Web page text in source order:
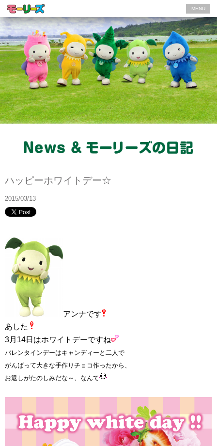
MENU
ハッピーホワイトデー☆
2015/03/13
アンナです
あした
3月14日はホワイトデーですね
バレンタインデーはキャンディーと二人で
がんばって大きな手作りチョコ作ったから、
お返しがたのしみだな～、なんて